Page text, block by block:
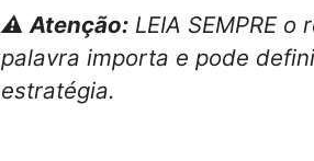
⚠️ Atenção: LEIA SEMPRE
palavra importa e pode
estratégia.